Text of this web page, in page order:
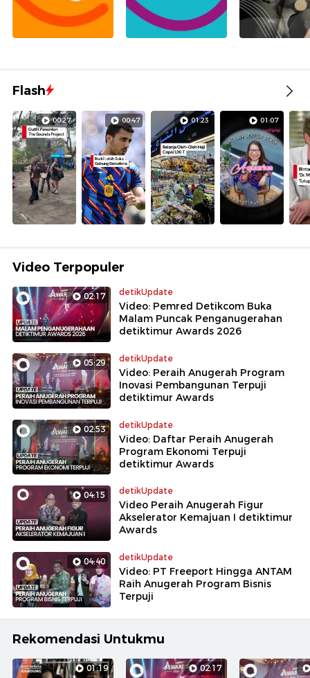
Flash
00:27 00:47 01:23 01:07
Video Terpopuler
02:17 detikUpdate
Video: Pemred Detikcom Buka
Malam Puncak Penganugerahan
detiktimur Awards 2026
05:29 detikUpdate
Video: Peraih Anugerah Program
Inovasi Pembangunan Terpuji
detiktimur Awards
02:53 detikUpdate
Video: Daftar Peraih Anugerah
Program Ekonomi Terpuji
detiktimur Awards
04:15 detikUpdate
Video Peraih Anugerah Figur
Akselerator Kemajuan I detiktimur
Awards
04:40 detikUpdate
Video: PT Freeport Hingga ANTAM
Raih Anugerah Program Bisnis
Terpuji
Rekomendasi Untukmu
01:19 02:17